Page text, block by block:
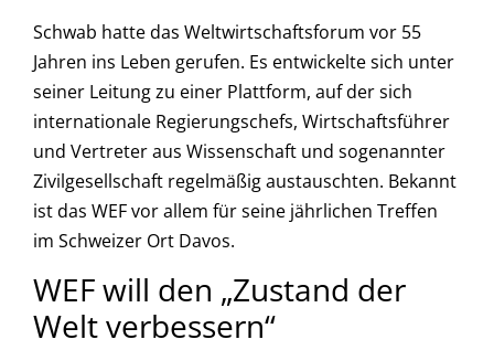
Schwab hatte das Weltwirtschaftsforum vor 55
Jahren ins Leben gerufen. Es entwickelte sich unter
seiner Leitung zu einer Plattform, auf der sich
internationale Regierungschefs, Wirtschaftsführer
und Vertreter aus Wissenschaft und sogenannter
Zivilgesellschaft regelmäßig austauschten. Bekannt
ist das WEF vor allem für seine jährlichen Treffen
im Schweizer Ort Davos.
WEF will den „Zustand der
Welt verbessern“